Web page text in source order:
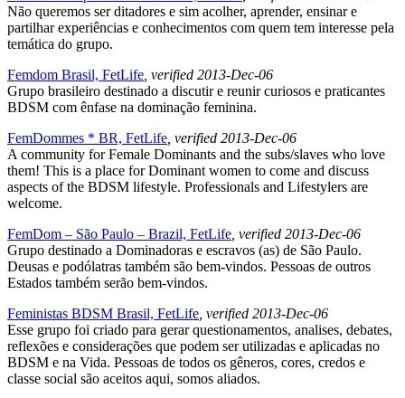
Não queremos ser ditadores e sim acolher, aprender, ensinar e
partilhar experiências e conhecimentos com quem tem interesse pela
temática do grupo.
Femdom Brasil, FetLife , verified 2013-Dec-06
Grupo brasileiro destinado a discutir e reunir curiosos e praticantes
BDSM com ênfase na dominação feminina.
FemDommes * BR, FetLife , verified 2013-Dec-06
A community for Female Dominants and the subs/slaves who love
them! This is a place for Dominant women to come and discuss
aspects of the BDSM lifestyle. Professionals and Lifestylers are
welcome.
FemDom – São Paulo – Brazil, FetLife , verified 2013-Dec-06
Grupo destinado a Dominadoras e escravos (as) de São Paulo.
Deusas e podólatras também são bem-vindos. Pessoas de outros
Estados também serão bem-vindos.
Feministas BDSM Brasil, FetLife , verified 2013-Dec-06
Esse grupo foi criado para gerar questionamentos, analises, debates,
reflexões e considerações que podem ser utilizadas e aplicadas no
BDSM e na Vida. Pessoas de todos os gêneros, cores, credos e
classe social são aceitos aqui, somos aliados.